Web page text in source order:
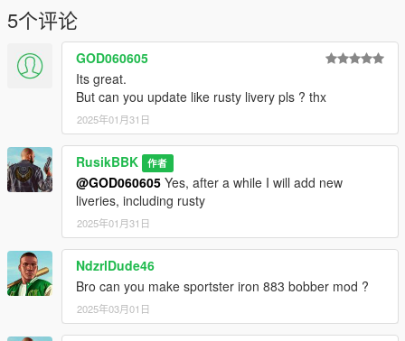
5个评论
GOD060605
Its great.
But can you update like rusty livery pls ? thx
2025年01月31日
RusikBBK 作者
@GOD060605 Yes, after a while I will add new
liveries, including rusty
2025年01月31日
NdzrlDude46
Bro can you make sportster iron 883 bobber mod ?
2025年03月01日